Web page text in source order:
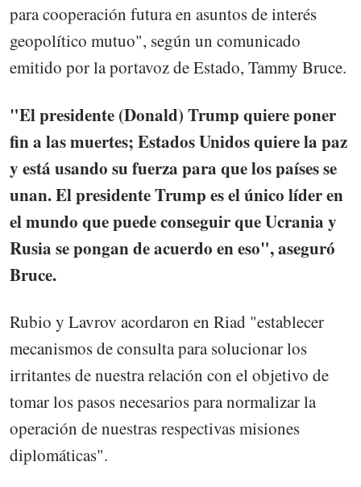
para cooperación futura en asuntos de interés
geopolítico mutuo", según un comunicado
emitido por la portavoz de Estado, Tammy Bruce.
"El presidente (Donald) Trump quiere poner
fin a las muertes; Estados Unidos quiere la paz
y está usando su fuerza para que los países se
unan. El presidente Trump es el único líder en
el mundo que puede conseguir que Ucrania y
Rusia se pongan de acuerdo en eso", aseguró
Bruce.
Rubio y Lavrov acordaron en Riad "establecer
mecanismos de consulta para solucionar los
irritantes de nuestra relación con el objetivo de
tomar los pasos necesarios para normalizar la
operación de nuestras respectivas misiones
diplomáticas".